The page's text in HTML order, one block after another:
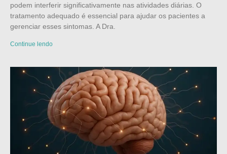
podem interferir significativamente nas atividades diárias. O
tratamento adequado é essencial para ajudar os pacientes a
gerenciar esses sintomas. A Dra.
Continue lendo